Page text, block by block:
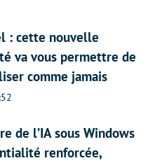
: cette nouvelle
va vous permettre de
comme jamais
de l’IA sous Windows
renforcée,